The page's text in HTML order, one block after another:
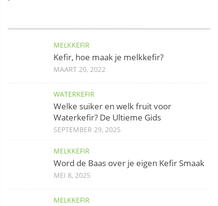
MELKKEFIR
Kefir, hoe maak je melkkefir?
MAART 20, 2022
WATERKEFIR
Welke suiker en welk fruit voor
Waterkefir? De Ultieme Gids
SEPTEMBER 29, 2025
MELKKEFIR
Word de Baas over je eigen Kefir Smaak
MEI 8, 2025
MELKKEFIR